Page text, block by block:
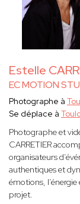
Estelle
EC MOTION
Photographe à
Se déplace à
Photographe et
CARRETIER
organisateurs
authentiques et
émotions,
projet.